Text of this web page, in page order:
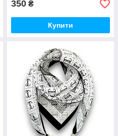
350 ₴
Купити